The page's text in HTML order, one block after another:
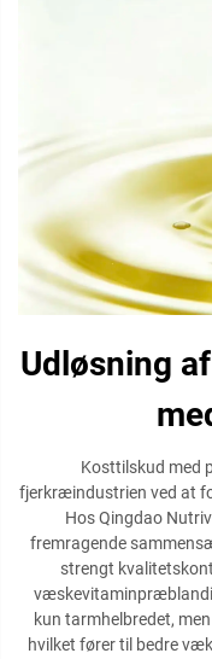
Udløsning
Kosttilskud med
fjerkræindustrien ved at
Hos Qingdao
fremragende
strengt
kun tarmhelbredet,
hvilket fører til bedre